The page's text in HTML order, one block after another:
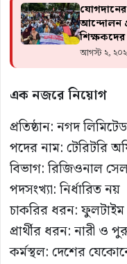
আন্দোলন
শিক্ষকদের
আগস্ট ২,
এক নজরে নিয়োগ
প্রতিষ্ঠান: নগদ লিমিটেড
পদের নাম: টেরিটরি
বিভাগ: রিজিওনাল
পদসংখ্যা: নির্ধারিত নয়
চাকরির ধরন: ফুলটাইম
প্রার্থীর ধরন: নারী ও
কর্মস্থল: দেশের